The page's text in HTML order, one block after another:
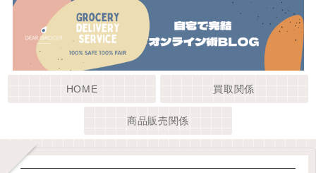
HOME 買取関係
商品販売関係